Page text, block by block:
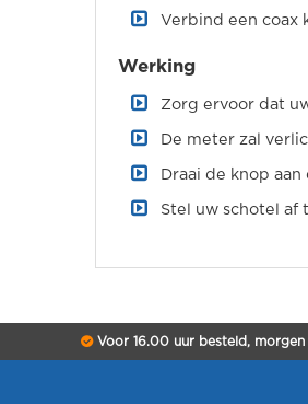
Verbind een coax
Werking
Zorg ervoor dat
De meter zal
Draai de knop
Stel uw schotel af
Voor 16.00 uur besteld, morgen